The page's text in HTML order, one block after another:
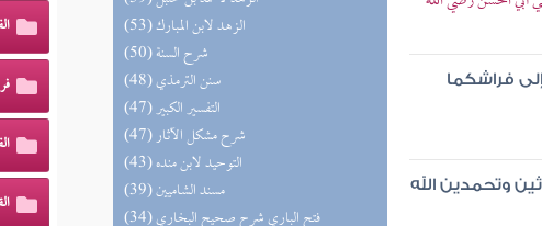
(53) الزهد لابن المبارك
(50) شرح السنة
(48) سنن الترمذي
(47) التفسير الكبير
(47) شرح مشكل الآثار
(43) التوحيد لابن منده
(39) مسند الشاميين
(34) فتح الباري شرح صحيح البخاري
فراشكما
وتحمدين الله